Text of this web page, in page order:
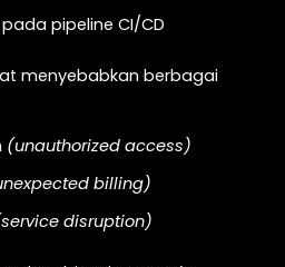
pipeline CI/CD
menyebabkan berbagai
(unauthorized access)
billing)
disruption)